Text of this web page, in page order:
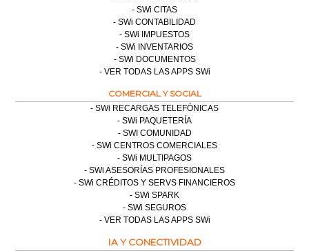
SWi CITAS
SWi CONTABILIDAD
SWi IMPUESTOS
SWi INVENTARIOS
SWi DOCUMENTOS
VER TODAS LAS APPS SWi
COMERCIAL Y SOCIAL
SWi RECARGAS TELEFÓNICAS
SWi PAQUETERÍA
SWI COMUNIDAD
SWi CENTROS COMERCIALES
SWi MULTIPAGOS
SWi ASESORÍAS PROFESIONALES
SWi CRÉDITOS Y SERVS FINANCIEROS
SWi SPARK
SWi SEGUROS
VER TODAS LAS APPS SWi
IA Y CONECTIVIDAD